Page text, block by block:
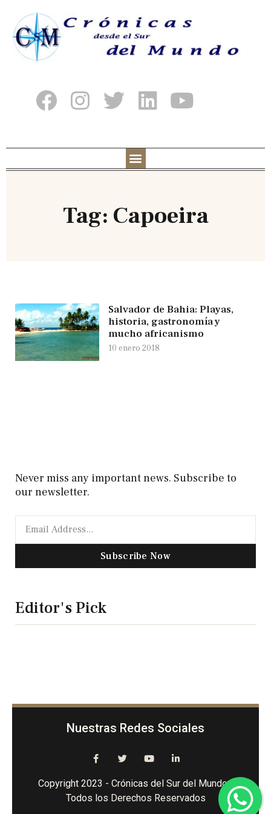
Tag: Capoeira
Salvador de Bahia: Playas,
historia, gastronomía y
mucho africanismo
10 enero 2018
Never miss any important news. Subscribe to
our newsletter.
Subscribe Now
Editor's Pick
Nuestras Redes Sociales
Copyright 2023 - Crónicas del Sur del Mundo -
Todos los Derechos Reservados